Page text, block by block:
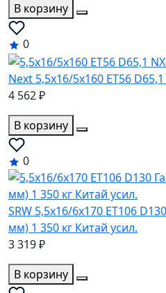
В корзину
0
Next 5,5x16/5x160 ET56 D65,1
4 562 ₽
В корзину
0
SRW 5,5x16/6x170 ET106
мм) 1 350 кг Китай усил.
3 319 ₽
В корзину